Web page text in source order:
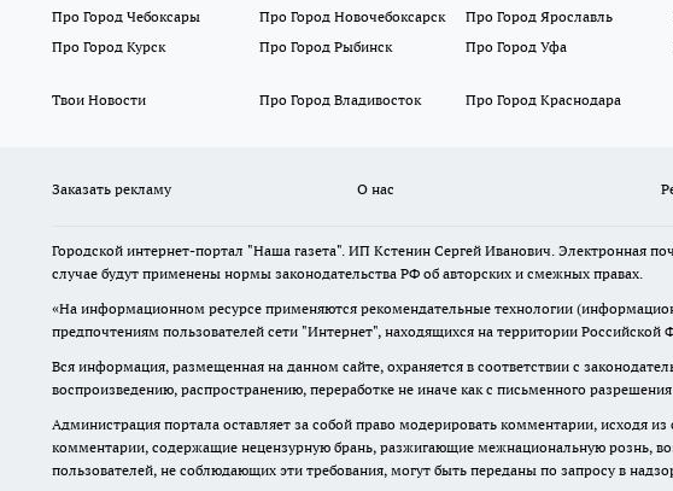
Про Город Чебоксары Про Город Новочебоксарск Про Город Ярославль
Про Город Курск
Про Город Рыбинск Про Город Уфа
Твои Новости
Про Город Владивосток Про Город Краснодара
Заказать рекламу О нас
Городской интернет-портал "Наша газета". ИП Кстенин Сергей Иванович. Электронная
случае будут применены нормы законодательства РФ об авторских и смежных правах.
«На информационном ресурсе применяются рекомендательные технологии
предпочтениям пользователей сети "Интернет", находящихся на территории Российской
Вся информация, размещенная на данном сайте, охраняется в соответствии с
воспроизведению, распространению, переработке не иначе как с письменного
Администрация портала оставляет за собой право модерировать комментарии, исходя
комментарии, содержащие нецензурную брань, разжигающие межнациональную рознь,
пользователей, не соблюдающих эти требования, могут быть переданы по запросу в